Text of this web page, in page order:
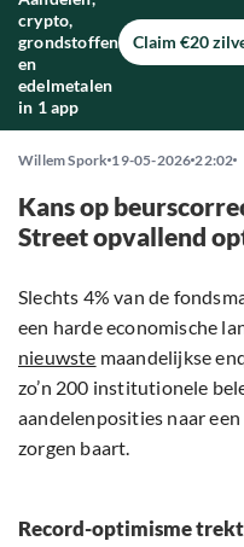
crypto,
grondstoffen
en
edelmetalen
in 1 app
Claim €20
Willem Spork 19-05-2026 22:02
Kans op
Street opvallend
Slechts 4% van de
een harde economische
nieuwste maandelijkse
zo’n 200 institutionele
aandelenposities naar
zorgen baart.
Record-optimisme